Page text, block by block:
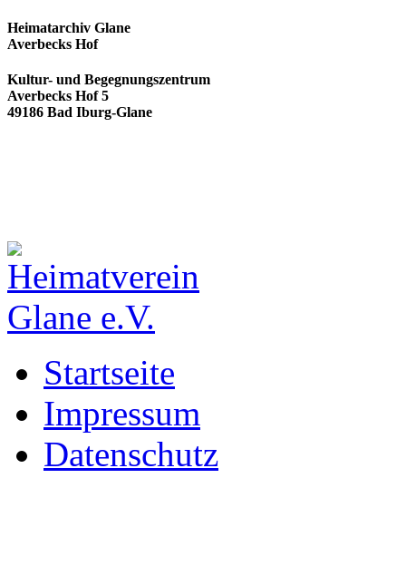
Heimatarchiv Glane
Averbecks Hof
Kultur- und Begegnungszentrum
Averbecks Hof 5
49186 Bad Iburg-Glane
Startseite
Impressum
Datenschutz